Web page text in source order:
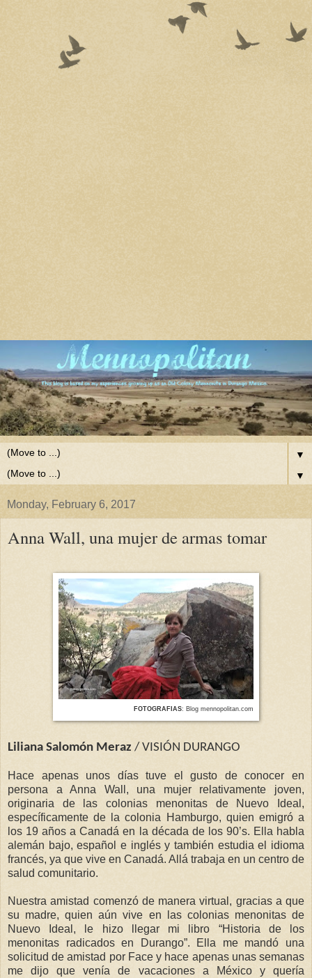
▼
▼
Monday, February 6, 2017
Anna Wall, una mujer de armas tomar
FOTOGRAFIAS: Blog mennopolitan.com
Liliana Salomón Meraz / VISIÓN DURANGO
Hace apenas unos días tuve el gusto de conocer en
persona a Anna Wall, una mujer relativamente joven,
originaria de las colonias menonitas de Nuevo Ideal,
específicamente de la colonia Hamburgo, quien emigró a
los 19 años a Canadá en la década de los 90’s. Ella habla
alemán bajo, español e inglés y también estudia el idioma
francés, ya que vive en Canadá. Allá trabaja en un centro de
salud comunitario.
Nuestra amistad comenzó de manera virtual, gracias a que
su madre, quien aún vive en las colonias menonitas de
Nuevo Ideal, le hizo llegar mi libro “Historia de los
menonitas radicados en Durango”. Ella me mandó una
solicitud de amistad por Face y hace apenas unas semanas
me dijo que venía de vacaciones a México y quería